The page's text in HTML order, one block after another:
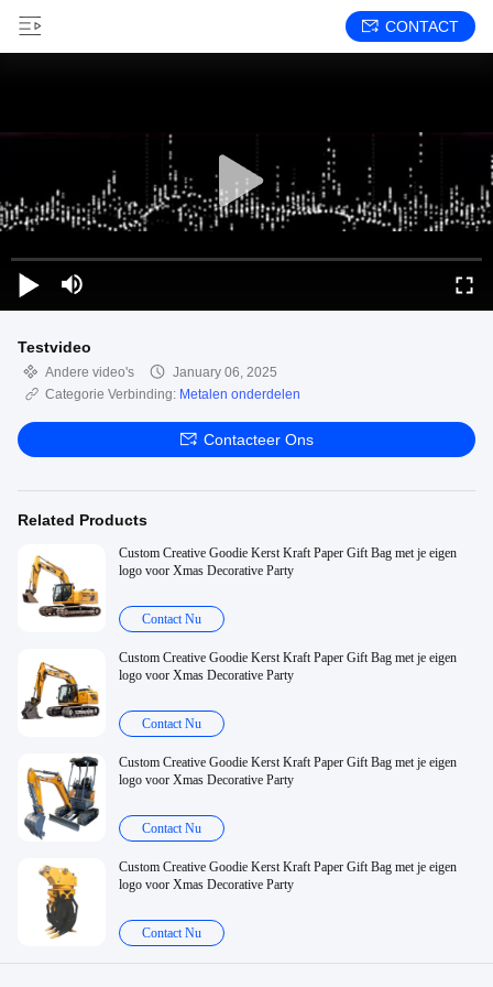
CONTACT
Testvideo
Andere video's
January 06, 2025
Categorie Verbinding: Metalen onderdelen
Contacteer Ons
Related Products
Custom Creative Goodie Kerst Kraft Paper Gift Bag met je eigen
logo voor Xmas Decorative Party
Contact Nu
Custom Creative Goodie Kerst Kraft Paper Gift Bag met je eigen
logo voor Xmas Decorative Party
Contact Nu
Custom Creative Goodie Kerst Kraft Paper Gift Bag met je eigen
logo voor Xmas Decorative Party
Contact Nu
Custom Creative Goodie Kerst Kraft Paper Gift Bag met je eigen
logo voor Xmas Decorative Party
Contact Nu